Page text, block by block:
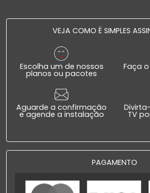
VEJA COMO É SIMPLES
Escolha um de nossos
planos ou pacotes
Faça
Aguarde a confirmação
e agende a instalação TV
PAGAMENTO